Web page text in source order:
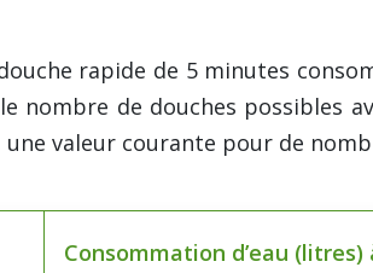
rapide de 5 minutes
de douches possibles
valeur courante pour de
Consommation d’eau (litres)